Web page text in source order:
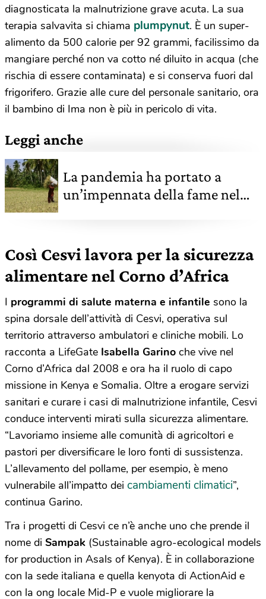
diagnosticata la malnutrizione grave acuta. La sua
terapia salvavita si chiama plumpynut. È un super-
alimento da 500 calorie per 92 grammi, facilissimo da
mangiare perché non va cotto né diluito in acqua (che
rischia di essere contaminata) e si conserva fuori dal
frigorifero. Grazie alle cure del personale sanitario, ora
il bambino di Ima non è più in pericolo di vita.
Leggi anche
La pandemia ha portato a
un’impennata della fame nel
Così Cesvi lavora per la sicurezza
alimentare nel Corno d’Africa
I programmi di salute materna e infantile sono la
spina dorsale dell’attività di Cesvi, operativa sul
territorio attraverso ambulatori e cliniche mobili. Lo
racconta a LifeGate Isabella Garino che vive nel
Corno d’Africa dal 2008 e ora ha il ruolo di capo
missione in Kenya e Somalia. Oltre a erogare servizi
sanitari e curare i casi di malnutrizione infantile, Cesvi
conduce interventi mirati sulla sicurezza alimentare.
“Lavoriamo insieme alle comunità di agricoltori e
pastori per diversificare le loro fonti di sussistenza.
L’allevamento del pollame, per esempio, è meno
vulnerabile all’impatto dei cambiamenti climatici”,
continua Garino.
Tra i progetti di Cesvi ce n’è anche uno che prende il
nome di Sampak (Sustainable agro-ecological models
for production in Asals of Kenya). È in collaborazione
con la sede italiana e quella kenyota di ActionAid e
con la ong locale Mid-P e vuole migliorare la